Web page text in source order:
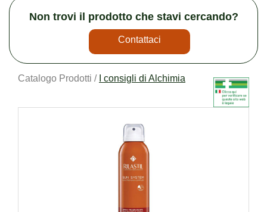
Non trovi il prodotto che stavi cercando?
Contattaci
Catalogo Prodotti / I consigli di Alchimia